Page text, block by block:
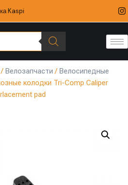
Kaspi
/ Велозапчасти / Велосипедные
колодки Tri-Comp Caliper
pad